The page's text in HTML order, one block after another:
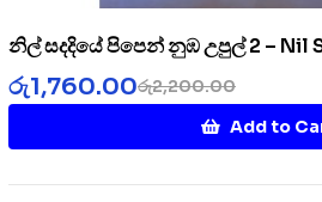
නිල් සදදියේ පිපෙන් නුඹ උපුල් 2 – Nil
රු2,200.00
රු1,760.00
Add to